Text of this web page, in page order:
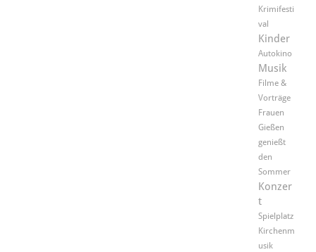
Krimifesti
val
Kinder
Autokino
Musik
Filme &
Vorträge
Frauen
Gießen
genießt
den
Sommer
Konzer
t
Spielplatz
Kirchenm
usik